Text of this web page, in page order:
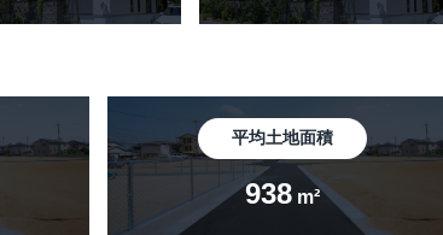
平均土地面積
938 m²